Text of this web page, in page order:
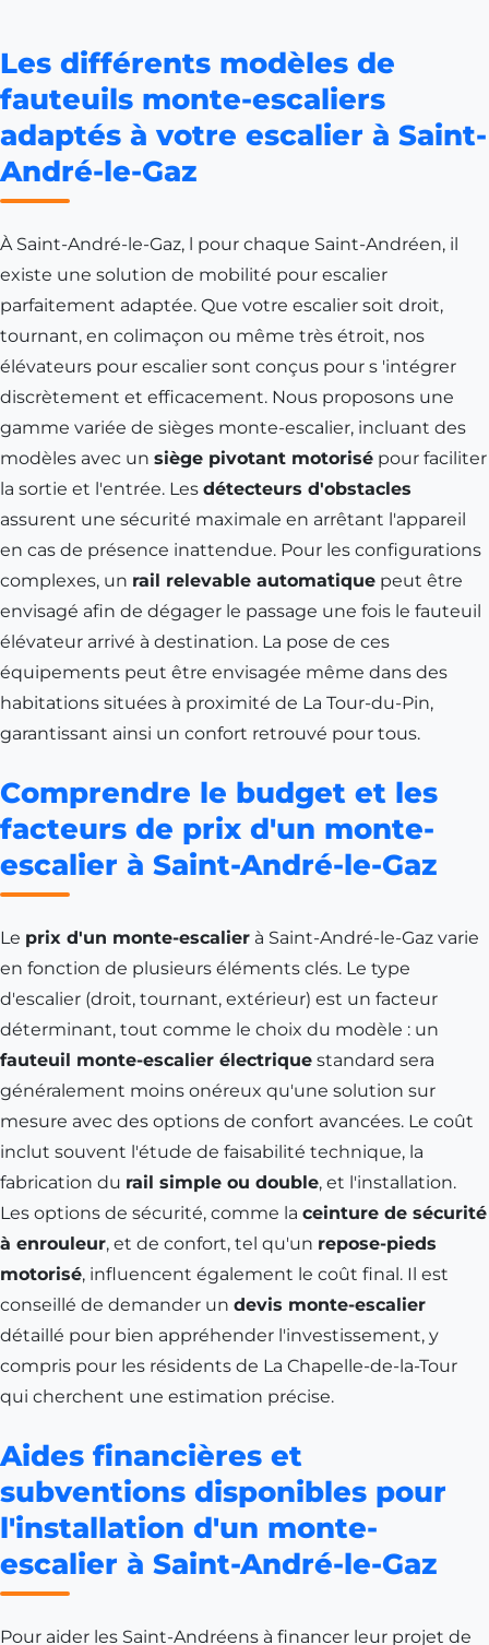
Les différents modèles de
fauteuils monte-escaliers
adaptés à votre escalier à Saint-
André-le-Gaz
À Saint-André-le-Gaz, l pour chaque Saint-Andréen, il
existe une solution de mobilité pour escalier
parfaitement adaptée. Que votre escalier soit droit,
tournant, en colimaçon ou même très étroit, nos
élévateurs pour escalier sont conçus pour s 'intégrer
discrètement et efficacement. Nous proposons une
gamme variée de sièges monte-escalier, incluant des
modèles avec un siège pivotant motorisé pour faciliter
la sortie et l'entrée. Les détecteurs d'obstacles
assurent une sécurité maximale en arrêtant l'appareil
en cas de présence inattendue. Pour les configurations
complexes, un rail relevable automatique peut être
envisagé afin de dégager le passage une fois le fauteuil
élévateur arrivé à destination. La pose de ces
équipements peut être envisagée même dans des
habitations situées à proximité de La Tour-du-Pin,
garantissant ainsi un confort retrouvé pour tous.
Comprendre le budget et les
facteurs de prix d'un monte-
escalier à Saint-André-le-Gaz
Le prix d'un monte-escalier à Saint-André-le-Gaz varie
en fonction de plusieurs éléments clés. Le type
d'escalier (droit, tournant, extérieur) est un facteur
déterminant, tout comme le choix du modèle : un
fauteuil monte-escalier électrique standard sera
généralement moins onéreux qu'une solution sur
mesure avec des options de confort avancées. Le coût
inclut souvent l'étude de faisabilité technique, la
fabrication du rail simple ou double, et l'installation.
Les options de sécurité, comme la ceinture de sécurité
à enrouleur, et de confort, tel qu'un repose-pieds
motorisé, influencent également le coût final. Il est
conseillé de demander un devis monte-escalier
détaillé pour bien appréhender l'investissement, y
compris pour les résidents de La Chapelle-de-la-Tour
qui cherchent une estimation précise.
Aides financières et
subventions disponibles pour
l'installation d'un monte-
escalier à Saint-André-le-Gaz
Pour aider les Saint-Andréens à financer leur projet de